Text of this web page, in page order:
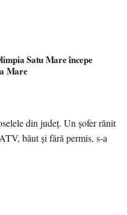
Satu Mare începe
Mare